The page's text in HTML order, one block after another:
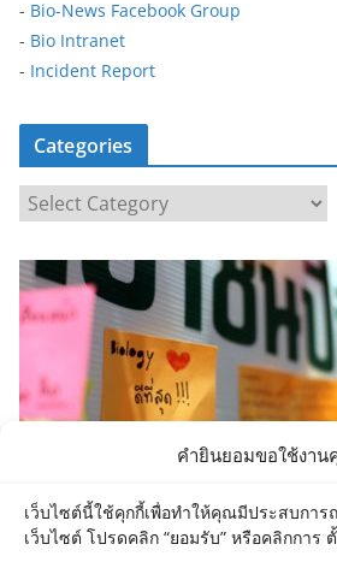
คำยินยอมขอใช้งาน
เว็บไซต์นี้ใช้คุกกี้เพื่อทำให้คุณมีประสบกา
เว็บไซต์ โปรดคลิก “ยอมรับ” หรือคลิกการ
- Bio-News Facebook Group
- Bio Intranet
- Incident Report
Categories
a
t
e
g
i